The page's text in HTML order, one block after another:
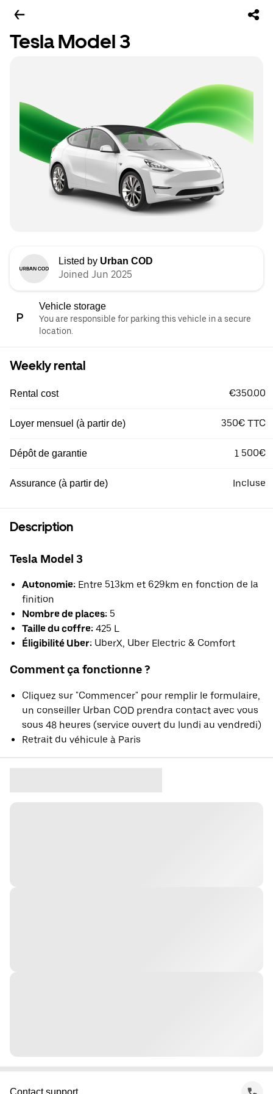
Tesla Model 3
Listed by Urban COD
Joined Jun 2025
Vehicle storage
You are responsible for parking this vehicle in a secure
location.
Weekly rental
Rental cost €350.00
Loyer mensuel (à partir de) 350€ TTC
Dépôt de garantie 1 500€
Assurance (à partir de) Incluse
Description
Tesla Model 3
Autonomie: Entre 513km et 629km en fonction de la
finition
Nombre de places: 5
Taille du coffre: 425 L
Éligibilité Uber: UberX, Uber Electric & Comfort
Comment ça fonctionne ?
Cliquez sur "Commencer" pour remplir le formulaire,
un conseiller Urban COD prendra contact avec vous
sous 48 heures (service ouvert du lundi au vendredi)
Retrait du véhicule à Paris
Contact support